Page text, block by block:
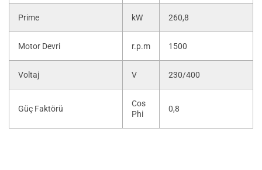
Prime kW 260,8
Motor Devri r.p.m 1500
Voltaj V 230/400
Güç Faktörü
Cos
Phi
0,8